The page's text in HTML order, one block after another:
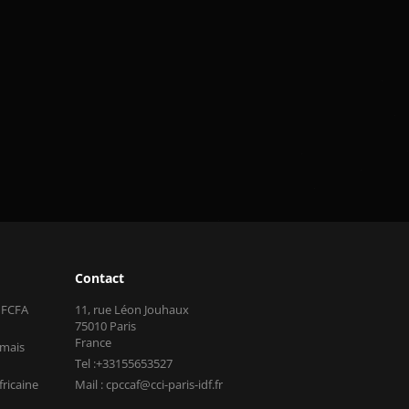
Contact
11, rue Léon Jouhaux
75010 Paris
France
Tel :+33155653527
Mail : cpccaf@cci-paris-idf.fr